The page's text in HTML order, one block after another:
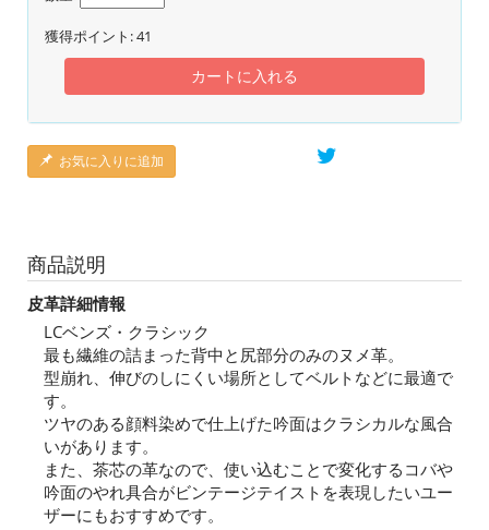
獲得ポイント:41
カートに入れる
お気に入りに追加
商品説明
皮革詳細情報
LCベンズ・クラシック
最も繊維の詰まった背中と尻部分のみのヌメ革。
型崩れ、伸びのしにくい場所としてベルトなどに最適で
す。
ツヤのある顔料染めで仕上げた吟面はクラシカルな風合
いがあります。
また、茶芯の革なので、使い込むことで変化するコバや
吟面のやれ具合がビンテージテイストを表現したいユー
ザーにもおすすめです。